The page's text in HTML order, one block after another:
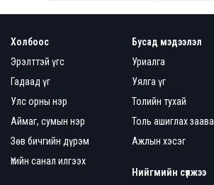
Холбоос
Эрэлттэй үгс
Гадаад үг
Улс орны нэр
Аймаг, сумын нэр
Зөв бичгийн дүрэм
Үгийн санал илгээх
Бусад мэдээлэл
Уриалга
Уялга үг
Толийн тухай
Толь ашиглах
Ажлын хэсэг
Нийгмийн сүлжээ